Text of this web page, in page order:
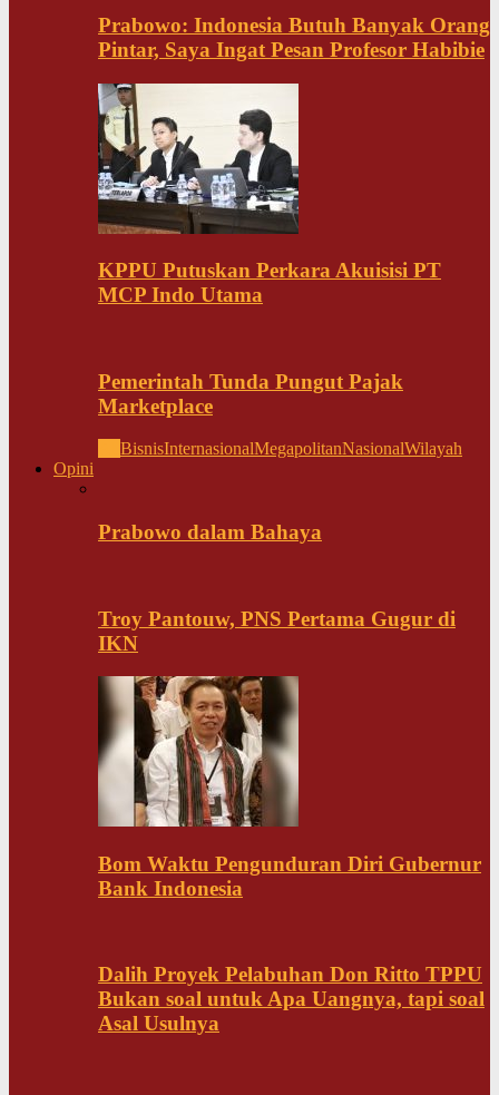
Prabowo: Indonesia Butuh Banyak Orang
Pintar, Saya Ingat Pesan Profesor Habibie
KPPU Putuskan Perkara Akuisisi PT
MCP Indo Utama
Pemerintah Tunda Pungut Pajak
Marketplace
BisnisInternasionalMegapolitanNasionalWilayah
Opini
Prabowo dalam Bahaya
Troy Pantouw, PNS Pertama Gugur di
IKN
Bom Waktu Pengunduran Diri Gubernur
Bank Indonesia
Dalih Proyek Pelabuhan Don Ritto TPPU
Bukan soal untuk Apa Uangnya, tapi soal
Asal Usulnya